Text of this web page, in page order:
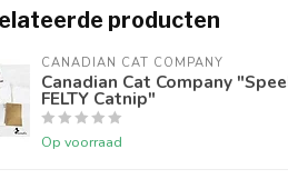
producten
CANADIAN CAT COMPANY
Canadian Cat Company
FELTY Catnip"
Op voorraad